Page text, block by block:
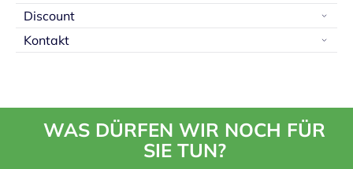
Discount
Kontakt
WAS DÜRFEN WIR NOCH FÜR
SIE TUN?